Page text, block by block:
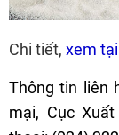
Chi tiết, xem
Thông tin liên
mại, Cục